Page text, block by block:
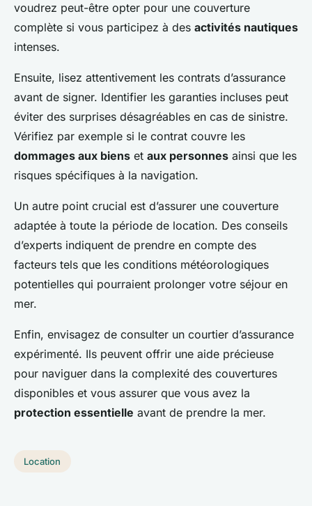
voudrez peut-être opter pour une couverture
complète si vous participez à des activités nautiques
intenses.
Ensuite, lisez attentivement les contrats d’assurance
avant de signer. Identifier les garanties incluses peut
éviter des surprises désagréables en cas de sinistre.
Vérifiez par exemple si le contrat couvre les
dommages aux biens et aux personnes ainsi que les
risques spécifiques à la navigation.
Un autre point crucial est d’assurer une couverture
adaptée à toute la période de location. Des conseils
d’experts indiquent de prendre en compte des
facteurs tels que les conditions météorologiques
potentielles qui pourraient prolonger votre séjour en
mer.
Enfin, envisagez de consulter un courtier d’assurance
expérimenté. Ils peuvent offrir une aide précieuse
pour naviguer dans la complexité des couvertures
disponibles et vous assurer que vous avez la
protection essentielle avant de prendre la mer.
Location